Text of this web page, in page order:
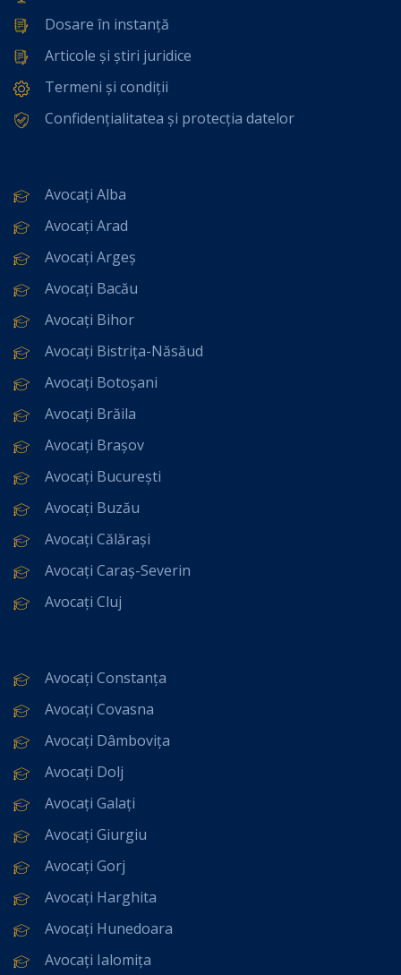
Dosare în instanță
Articole și știri juridice
Termeni și condiții
Confidențialitatea și protecția datelor
Avocați Alba
Avocați Arad
Avocați Argeș
Avocați Bacău
Avocați Bihor
Avocați Bistrița-Năsăud
Avocați Botoșani
Avocați Brăila
Avocați Brașov
Avocați București
Avocați Buzău
Avocați Călărași
Avocați Caraș-Severin
Avocați Cluj
Avocați Constanța
Avocați Covasna
Avocați Dâmbovița
Avocați Dolj
Avocați Galați
Avocați Giurgiu
Avocați Gorj
Avocați Harghita
Avocați Hunedoara
Avocați Ialomița